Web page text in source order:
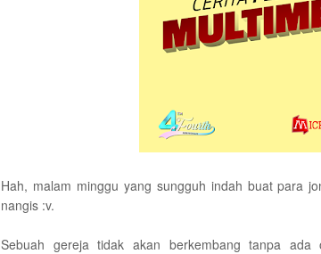
Hah, malam minggu yang sungguh indah buat para
nangis :v.
Sebuah gereja tidak akan berkembang tanpa